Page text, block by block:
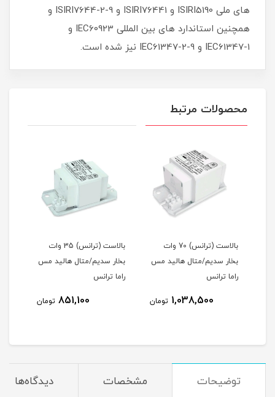
های ملی ISIRI5190 و ISIRI76441 و ISIRI7644-2-9 و
همچنین استاندارد های بین المللی IEC60923 و
IEC61347-1 و IEC61347-2-9 نیز شده است.
محصولات مرتبط
بالاست (ترانس) 70 وات
بخار سدیم/متال هالید مس
راما ترانس
1,038,500 تومان
بالاست (ترانس) 35 وات
بخار سدیم/متال هالید مس
راما ترانس
851,100 تومان
توضیحات مشخصات دیدگاه‌ها